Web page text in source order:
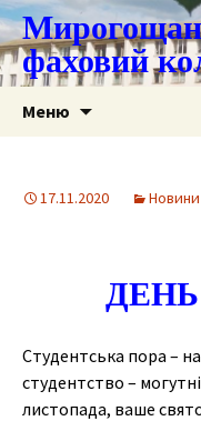
фаховий
Меню
17.11.2020 Новини
Студентська пора –
студентство –
листопада, ваше